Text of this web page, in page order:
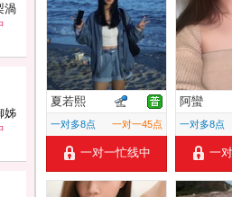
渦
姊
夏若熙
一对多8点 一对一45点
一对一忙线中
阿蠻
一对多8点
一